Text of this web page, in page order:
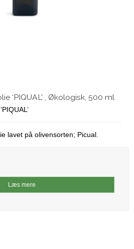
‘PIQUAL’ , Økologisk, 500 ml
lavet på olivensorten; Picual.
Læs mere